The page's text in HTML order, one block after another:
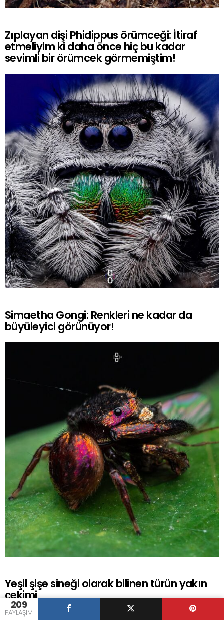
209
PAYLAŞIM
Zıplayan dişi Phidippus örümceği: İtiraf
etmeliyim ki daha önce hiç bu kadar
sevimli bir örümcek görmemiştim!
Simaetha Gongi: Renkleri ne kadar da
büyüleyici görünüyor!
Yeşil şişe sineği olarak bilinen türün yakın
çekimi